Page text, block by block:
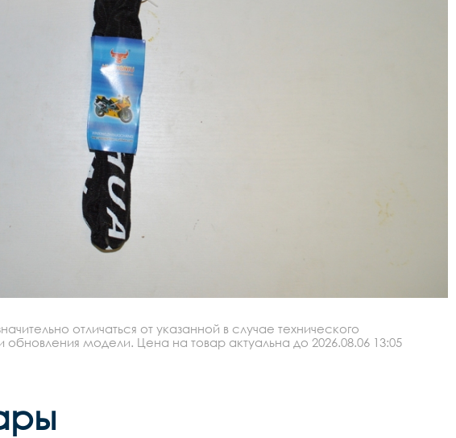
отличаться от указанной в случае технического
модели. Цена на товар актуальна до 2026.08.06 13:05